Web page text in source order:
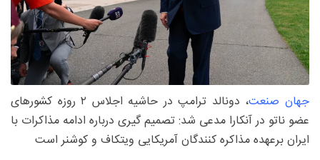
جهان صنعت
، دونالد ترامپ در حاشیه اجلاس ۲ روزه کشورهای
عضو ناتو در آنکارا مدعی شد: تصمیم گیری درباره ادامه مذاکرات با
ایران برعهده مذاکره کنندگان آمریکایی ویتکاف و کوشنر است